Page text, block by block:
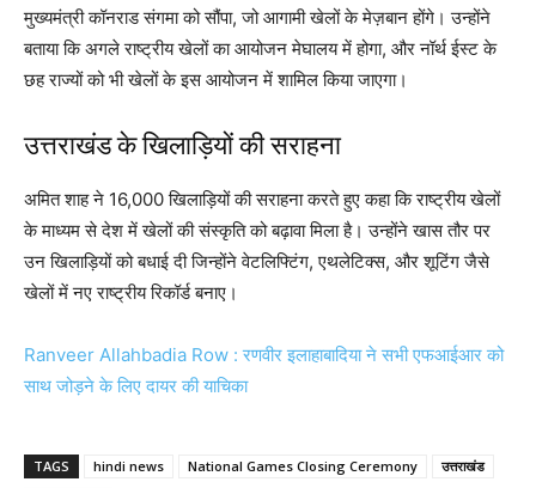
मुख्यमंत्री कॉनराड संगमा को सौंपा, जो आगामी खेलों के मेज़बान होंगे। उन्होंने
बताया कि अगले राष्ट्रीय खेलों का आयोजन मेघालय में होगा, और नॉर्थ ईस्ट के
छह राज्यों को भी खेलों के इस आयोजन में शामिल किया जाएगा।
उत्तराखंड के खिलाड़ियों की सराहना
अमित शाह ने 16,000 खिलाड़ियों की सराहना करते हुए कहा कि राष्ट्रीय खेलों
के माध्यम से देश में खेलों की संस्कृति को बढ़ावा मिला है। उन्होंने खास तौर पर
उन खिलाड़ियों को बधाई दी जिन्होंने वेटलिफ्टिंग, एथलेटिक्स, और शूटिंग जैसे
खेलों में नए राष्ट्रीय रिकॉर्ड बनाए।
Ranveer Allahbadia Row : रणवीर इलाहाबादिया ने सभी एफआईआर को
साथ जोड़ने के लिए दायर की याचिका
TAGS hindi news National Games Closing Ceremony
उत्तराखंड